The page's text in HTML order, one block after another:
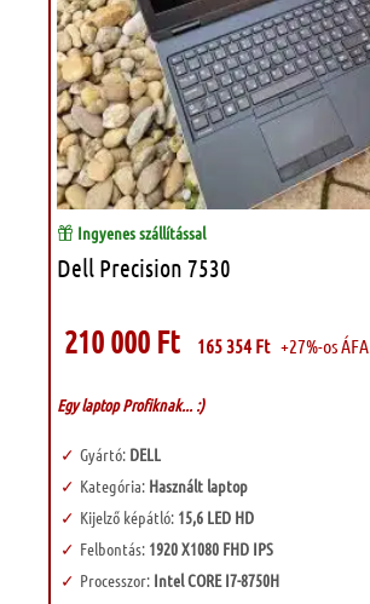
Ingyenes szállítással
Dell Precision 7530
210 000 Ft 165 354Ft +27%-os ÁFA
Egy laptop Profiknak... :)
Gyártó:DELL
Kategória: Használt laptop
Kijelző képátló: 15,6 LED HD
Felbontás: 1920 X1080 FHD IPS
Processzor:Intel CORE I7-8750H